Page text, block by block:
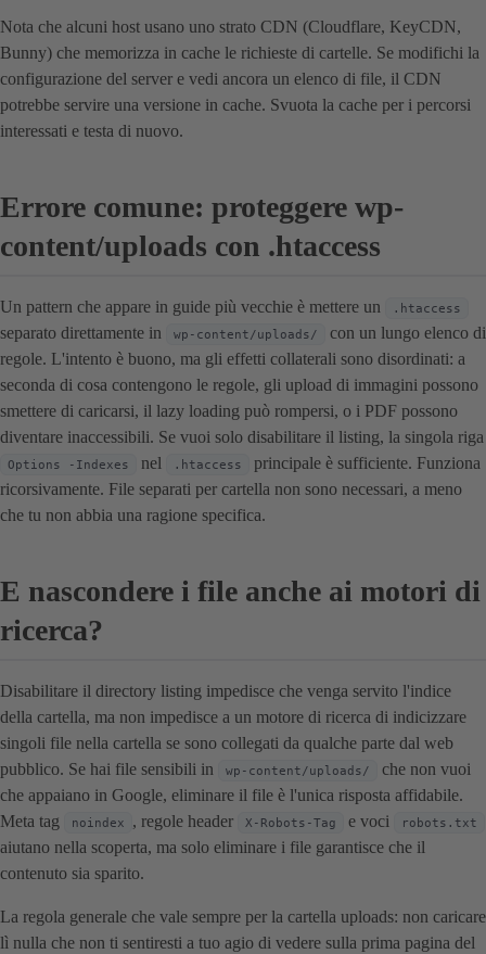
Nota che alcuni host usano uno strato CDN (Cloudflare, KeyCDN,
Bunny) che memorizza in cache le richieste di cartelle. Se modifichi la
configurazione del server e vedi ancora un elenco di file, il CDN
potrebbe servire una versione in cache. Svuota la cache per i percorsi
interessati e testa di nuovo.
Errore comune: proteggere wp-
content/uploads con .htaccess
Un pattern che appare in guide più vecchie è mettere un .htaccess
separato direttamente in wp-content/uploads/
con un lungo elenco di
regole. L'intento è buono, ma gli effetti collaterali sono disordinati: a
seconda di cosa contengono le regole, gli upload di immagini possono
smettere di caricarsi, il lazy loading può rompersi, o i PDF possono
diventare inaccessibili. Se vuoi solo disabilitare il listing, la singola riga
Options -Indexes nel .htaccess
principale è sufficiente. Funziona
ricorsivamente. File separati per cartella non sono necessari, a meno
che tu non abbia una ragione specifica.
E nascondere i file anche ai motori di
ricerca?
Disabilitare il directory listing impedisce che venga servito l'indice
della cartella, ma non impedisce a un motore di ricerca di indicizzare
singoli file nella cartella se sono collegati da qualche parte dal web
pubblico. Se hai file sensibili in
wp-content/uploads/
che non vuoi
che appaiano in Google, eliminare il file è l'unica risposta affidabile.
Meta tag
noindex , regole header X-Robots-Tag e voci robots.txt
aiutano nella scoperta, ma solo eliminare i file garantisce che il
contenuto sia sparito.
La regola generale che vale sempre per la cartella uploads: non caricare
lì nulla che non ti sentiresti a tuo agio di vedere sulla prima pagina del